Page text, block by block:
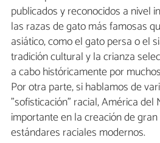
publicados y reconocidos a nivel
las razas de gato más famosas
asiático, como el gato persa o el
tradición cultural y la crianza
a cabo históricamente por
Por otra parte, si hablamos de
"sofisticación" racial, América del
importante en la creación de
estándares raciales modernos.